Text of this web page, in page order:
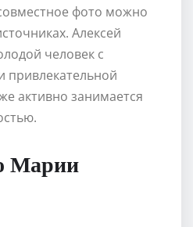
фото можно
Алексей
человек с
активно занимается
Марии